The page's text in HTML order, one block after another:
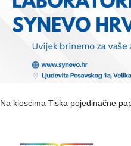
Na kioscima Tiska pojedinačne